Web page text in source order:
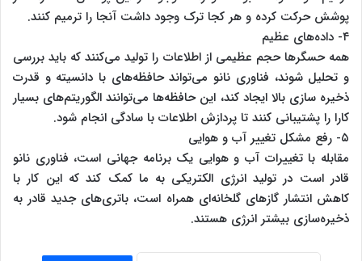
پوشش حرکت کرده و هر کجا ترک وجود داشت آنجا را ترمیم کنند.
۴- داده‌های عظیم
همه حسگرها حجم عظیمی از اطلاعات را تولید می‌کنند که باید بررسی
و تحلیل شوند، فناوری‌ نانو می‌تواند حافظه‌های با دانسیته و قدرت
ذخیره سازی بالا ایجاد کند، این حافظه‌ها می‌توانند الگوریتم‌های بسیار
کارا را پشتیبانی کنند تا پردازش اطلاعات با سادگی انجام شود.
۵- رفع مشکل تغییر آب و هوایی
مقابله با تغییرات آب و هوایی یک برنامه جهانی است، فناوری نانو
قادر است در تولید انرژی الکتریکی به ما کمک کند که این کار با
کاهش انتشار گازهای گلخانه‌ای همراه است، باتری‌های جدید قادر به
ذخیره‌سازی بیشتر انرژی هستند.